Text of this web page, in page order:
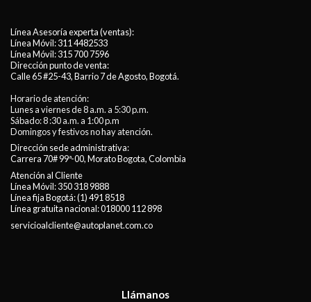
Línea Asesoría experta (ventas):
Línea Móvil:311 4482533
Línea Móvil:315 700 7596
Dirección punto de venta:
Calle 65 #25-43, Barrio 7 de Agosto, Bogotá.
Horario de atención:
Lunes a viernes de 8 a.m. a 5:30 p.m.
Sábado: 8 :30 a.m. a 1:00 p.m
Domingos y festivos no hay atención.
Dirección sede administrativa:
Carrera 70# 99ª-00, Morato Bogota, Colombia
Atención al Cliente
Línea Móvil:350 318 9888
Línea fija Bogotá:(1) 491 8518
Línea gratuita nacional:018000 112 898
servicioalcliente@autoplanet.com.co
Llámanos